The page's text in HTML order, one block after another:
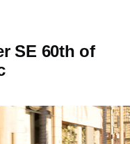
SE 60th of